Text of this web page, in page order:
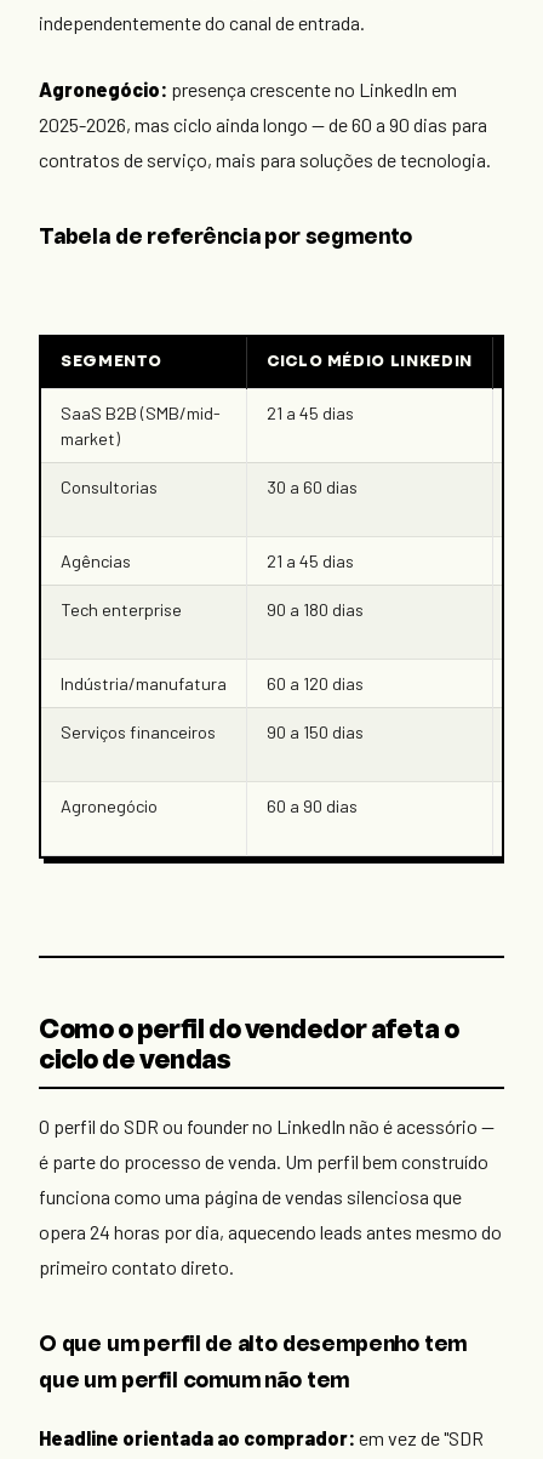
independentemente do canal de entrada.
Agronegócio: presença crescente no LinkedIn em
2025-2026, mas ciclo ainda longo — de 60 a 90 dias para
contratos de serviço, mais para soluções de tecnologia.
Tabela de referência por segmento
SEGMENTO CICLO MÉDIO LINKEDIN
SaaS B2B (SMB/mid-
market)
21 a 45 dias
Consultorias 30 a 60 dias
Agências 21 a 45 dias
Tech enterprise 90 a 180 dias
Indústria/manufatura 60 a 120 dias
Serviços financeiros 90 a 150 dias
Agronegócio 60 a 90 dias
Como o perfil do vendedor afeta o
ciclo de vendas
O perfil do SDR ou founder no LinkedIn não é acessório —
é parte do processo de venda. Um perfil bem construído
funciona como uma página de vendas silenciosa que
opera 24 horas por dia, aquecendo leads antes mesmo do
primeiro contato direto.
O que um perfil de alto desempenho tem
que um perfil comum não tem
Headline orientada ao comprador: em vez de "SDR